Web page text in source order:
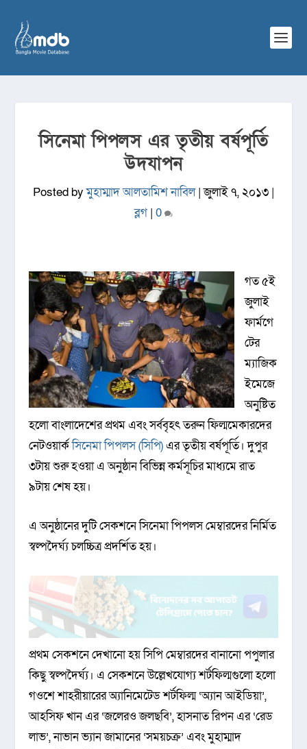
সিনেমা পিপলস এর তৃতীয় বর্ষপূর্তি
উদযাপন
Posted byমুহাম্মাদ আলতামিশ নাবিল|জুলাই ৭, ২০১৩ |
ব্লগ | 0
গত ৫ই
জুলাই
ফার্মগে
টের
ম্যাজিক
ইমেজে
অনুষ্টিত
হলো বাংলাদেশের প্রথম এবং সর্ববৃহৎ তরুন ফিল্মমেকারদের
নেটওয়ার্কসিনেমা পিপলস (সিপি)এর তৃতীয় বর্ষপূর্তি। দুপুর
৩টায় শুরু হওয়া এ অনুষ্ঠান বিভিন্ন কর্মসূচির মাধ্যমে রাত
৯টায় শেষ হয়।
এ অনুষ্ঠানের দুটি সেকশনে সিনেমা পিপলস মেম্বারদের নির্মিত
স্বল্পদৈর্ঘ্য চলচ্চিত্র প্রদর্শিত হয়।
প্রথম সেকশনে দেখানো হয় সিপি মেম্বারদের বানানো পপুলার
কিছু স্বল্পদৈর্ঘ্য। এ সেকশনে উল্লেখযোগ্য শর্টফিল্মগুলো হলো
গওশে শাহরীয়ারের অ্যানিমেটেড শর্টফিল্ম ‘অ্যান আইডিয়া’,
আহসিফ খান এর ‘জলেরও জলছবি’, হাসনাত রিপন এর ‘রেড
লাভ’, নাভান ভ্যান জামানের ‘সময়চক্র’ এবং মুহাম্মাদ